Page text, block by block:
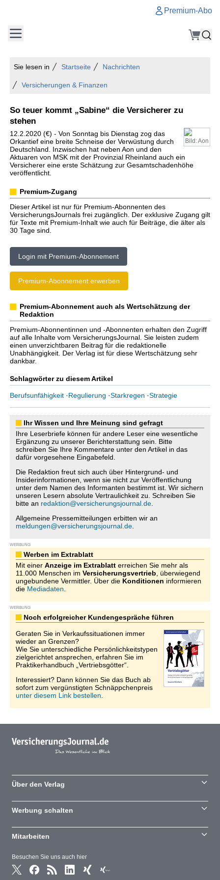
Premium-Abo
Sie lesen in Startseite Nachrichten
Versicherungen & Finanzen
So teuer kommt „Sabine“ die Versicherer zu
stehen
Bild: Aon
12.2.2020 (€) - Von Sonntag bis Dienstag zog das
Orkantief eine breite Schneise der Verwüstung durch
Deutschland. Inzwischen hat neben Aon und den
Aktuaren von MSK mit der Provinzial Rheinland auch ein
Versicherer eine erste Schätzung zur Gesamtschadenhöhe
veröffentlicht.
Premium-Zugang
Dieser Artikel ist nur für Premium-Abonnenten des
VersicherungsJournals frei zugänglich. Der exklusive Zugang gilt
für Texte mit Premium-Inhalt wie auch für Beiträge, die älter als
30 Tage sind.
Login mit Premium-Abonnement
Premium-Abonnement erwerben
Premium-Abonnement auch als Wertschätzung der
Redaktion
Premium-Abonnentinnen und -Abonnenten erhalten den Zugriff
auf alle Inhalte vom VersicherungsJournal. Sie leisten zudem
einen unverzichtbaren Beitrag für die redaktionelle
Unabhängigkeit. Der Verlag ist für diese Wertschätzung sehr
dankbar.
Schlagwörter zu diesem Artikel
Berufsunfähigkeit ·Regulierung ·Starkregen ·Strategie
Ihr Wissen und Ihre Meinung sind gefragt
Ihre Leserbriefe können für andere Leser eine wesentliche
Ergänzung zu unserer Berichterstattung sein. Bitte
schreiben Sie Ihre Kommentare unter den Artikel in das
dafür vorgesehene Eingabefeld.
Die Redaktion freut sich auch über Hintergrund- und
Insiderinformationen, wenn sie nicht zur Veröffentlichung
unter dem Namen des Informanten bestimmt ist. Wir sichern
unseren Lesern absolute Vertraulichkeit zu. Schreiben Sie
bitte an redaktion@versicherungsjournal.de
Allgemeine Pressemitteilungen erbitten wir an
meldungen@versicherungsjournal.de
WERBUNG
Werben im Extrablatt
Mit einer Anzeige im Extrablatt erreichen Sie mehr als
11.000 Menschen im Versicherungsvertrieb , überwiegend
ungebundene Vermittler. Über die Konditionen informieren
die Mediadaten
WERBUNG
Noch erfolgreicher Kundengespräche führen
Geraten Sie in Verkaufssituationen immer
wieder an Grenzen?
Wie Sie unterschiedliche Persönlichkeitstypen
zielgerichtet ansprechen, erfahren Sie im
Praktikerhandbuch „Vertriebsgötter“.
Interessiert? Dann können Sie das Buch ab
sofort zum vergünstigten Schnäppchenpreis
unter diesem Link bestellen.
Besuchen Sie uns auch hier
Über den Verlag
Werbung schalten
Mitarbeiten